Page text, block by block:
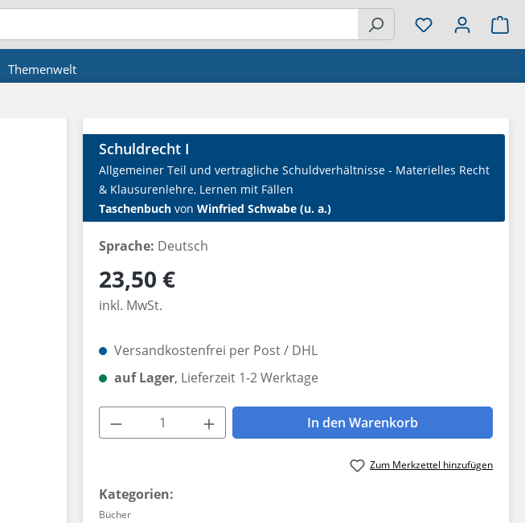
Themenwelt
Schuldrecht I
Allgemeiner Teil und vertragliche Schuldverhältnisse - Materielles Recht
& Klausurenlehre, Lernen mit Fällen
Taschenbuch von Winfried Schwabe (u. a.)
Sprache: Deutsch
Regulärer Preis:
23,50 €
inkl. MwSt.
Versandkostenfrei per Post / DHL
auf Lager, Lieferzeit 1-2 Werktage
Produkt Anzahl: Gib den gewünschten Wert
In den Warenkorb
Zum Merkzettel hinzufügen
Kategorien:
Bücher